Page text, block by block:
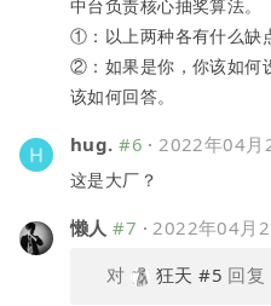
中台负责核心抽奖算法。
①：以上两种各有什么缺
②：如果是你，你该如何
该如何回答。
hug. #6 · 2022年04月
这是大厂？
懒人 #7 · 2022年04月
对
狂天 #5 回复